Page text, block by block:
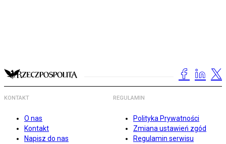
KONTAKT
O nas
Kontakt
Napisz do nas
REGULAMIN
Polityka Prywatności
Zmiana ustawień zgód
Regulamin serwisu